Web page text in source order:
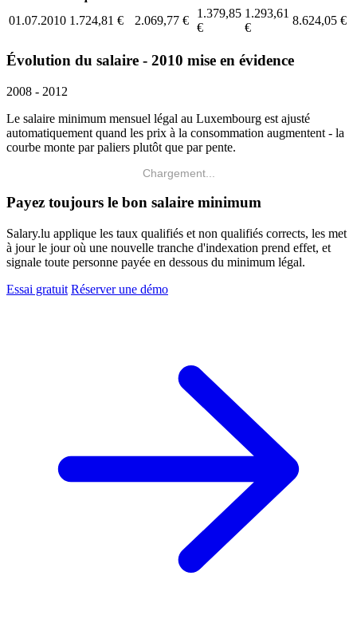
01.07.2010 1.724,81 € 2.069,77 €
1.379,85
€
1.293,61
€
8.624,05 €
Évolution du salaire - 2010 mise en évidence
2008 - 2012
Le salaire minimum mensuel légal au Luxembourg est ajusté
automatiquement quand les prix à la consommation augmentent - la
courbe monte par paliers plutôt que par pente.
Chargement...
Payez toujours le bon salaire minimum
Salary.lu applique les taux qualifiés et non qualifiés corrects, les met
à jour le jour où une nouvelle tranche d'indexation prend effet, et
signale toute personne payée en dessous du minimum légal.
Essai gratuit Réserver une démo